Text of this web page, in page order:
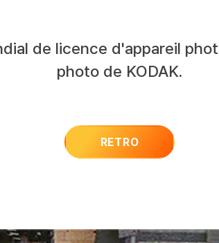
de licence d'appareil
photo de KODAK.
RETRO